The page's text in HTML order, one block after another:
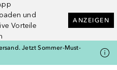
und
Vorteile
ANZEIGEN
Jetzt Sommer-Must-